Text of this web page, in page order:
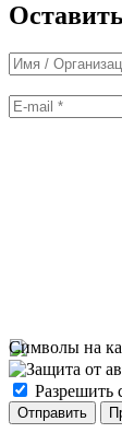
Символы на
Разрешить